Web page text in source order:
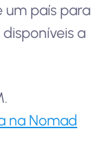
um país para
a
na Nomad